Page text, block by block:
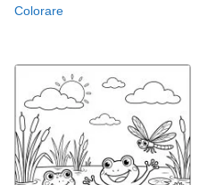
Colorare